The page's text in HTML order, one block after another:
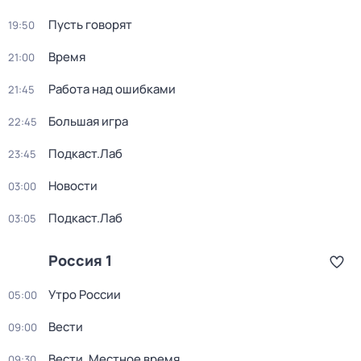
19:50 Пусть говорят
21:00 Время
21:45 Работа над ошибками
22:45 Большая игра
23:45 Подкаст.Лаб
03:00 Новости
03:05 Подкаст.Лаб
Россия 1
05:00 Утро России
09:00 Вести